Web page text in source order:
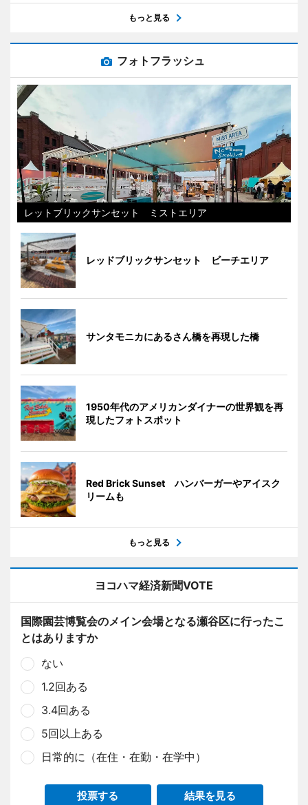
もっと見る
フォトフラッシュ
レットブリックサンセット ミストエリア
レッドブリックサンセット ビーチエリア
サンタモニカにあるさん橋を再現した橋
1950年代のアメリカンダイナーの世界観を再
現したフォトスポット
Red Brick Sunset ハンバーガーやアイスク
リームも
もっと見る
ヨコハマ経済新聞VOTE
国際園芸博覧会のメイン会場となる瀬谷区に行ったこ
とはありますか
ない
1.2回ある
3.4回ある
5回以上ある
日常的に（在住・在勤・在学中）
投票する 結果を見る